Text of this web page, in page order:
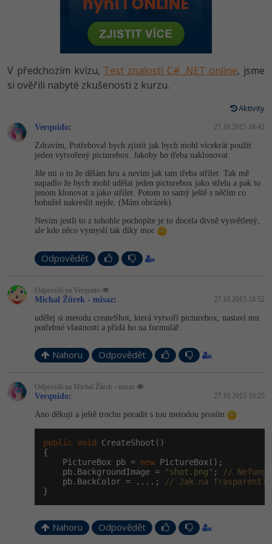
HTML5, CSS3, Bootstrap, SEO
SQL a databáze
Testování a verzování
ASP.NET MVC
Django
Best practices
JavaScript
Python
MySQL/MariaDB
MS-SQL
SQLite
Vývojář mobilních aplikací
Specialista na AI a bigdata
C# Game developer
Webdesigner
Tester
Systémový administrátor
Grafik / UX/UI návrhář
3D grafik
Projektový manažer
Databázový analytik
Copywriter
WordPress specialista
SEO specialista
Python -80%
JavaScript -80%
PHP
-80%
Swift
Kotlin -80%
C -80%
Návrh SW -80%
Algoritmy -41%
Umělá inteligence (AI) -10%
Pro děti
Více
Fórum
Kurzy e-commerce
Testování softwaru
Digitální gramotnost
Kurzy designu
Photoshop -80%
Příběhy absolventů
V předchozím kvízu, Test znalostí C# .NET online, jsme
si ověřili nabyté zkušenosti z kurzu.
Aktivity
Verquido: 27.10.2015 18:42
Zdravím, Potřeboval bych zjistit jak bych mohl vícekrát použít
jeden vytvořený picturebox. Jakoby ho třeba naklonovat.
Jde mi o to že dělám hru a nevím jak tam třeba střílet. Tak mě
napadlo že bych mohl udělat jeden picturebox jako střelu a pak to
jenom klonovat a jako střílet. Potom to samý ještě s něčím co
bohužel nakreslit nejde. (Mám obrázek)
Nevím jestli to z tohohle pochopíte je to docela divně vysvětlený,
ale kdo něco vymyslí tak díky moc
Odpovědět
Odpovídá na Verquido
Michal Žůrek - misaz: 27.10.2015 18:52
udělej si metodu createShot, která vytvoří picturebox, nastaví mu
potřebné vlastnosti a přidá ho na formulář.
Nahoru Odpovědět
Odpovídá na Michal Žůrek - misaz
Verquido: 27.10.2015 19:25
Ano děkuji a ještě trochu poradit s tou metodou prosím
public void CreateShoot()
{
    PictureBox pb =
new PictureBox();
    pb.BackgroundImage =
"shot.png" ;
//
    pb.BackColor = ....;
// Jak na Trasparent?
}
Nahoru Odpovědět